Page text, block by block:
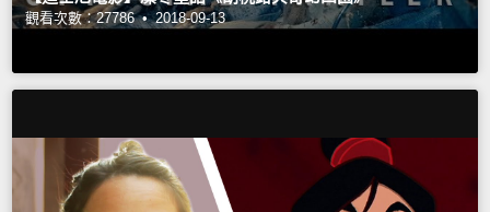
觀看次數：27786 • 2018-09-13